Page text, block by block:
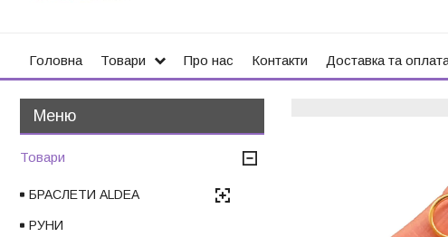
Головна Товари Про нас Контакти Доставка та
Товари
БРАСЛЕТИ ALDEA
РУНИ